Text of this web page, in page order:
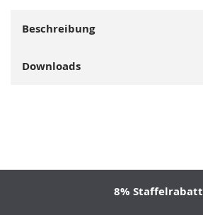
Beschreibung
Downloads
8% Staffelrabatt